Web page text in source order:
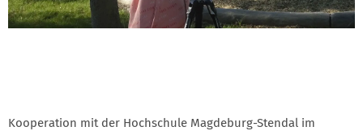
Kooperation mit der Hochschule Magdeburg-Stendal im